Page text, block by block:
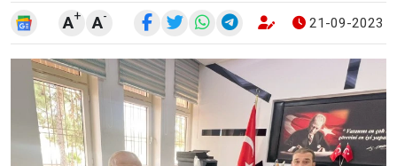
A+ A- 21-09-2023